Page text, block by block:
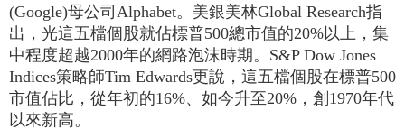
(Google)母公司Alphabet。美銀美林Global Research指
出，光這五檔個股就佔標普500總市值的20%以上，集
中程度超越2000年的網路泡沫時期。S&P Dow Jones
Indices策略師Tim Edwards更說，這五檔個股在標普500
市值佔比，從年初的16%、如今升至20%，創1970年代
以來新高。